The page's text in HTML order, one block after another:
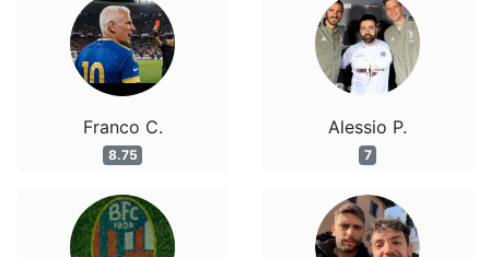
Franco C.
8.75
Alessio P.
7